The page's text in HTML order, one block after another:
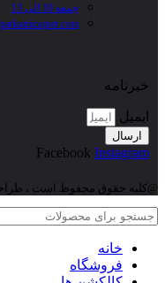
جمعه 10 الی 13
خبرنامه
ایمیل
ارسال
Facebook Instagram
@کلیه حقوق محفوظ است ،
خانه
فروشگاه